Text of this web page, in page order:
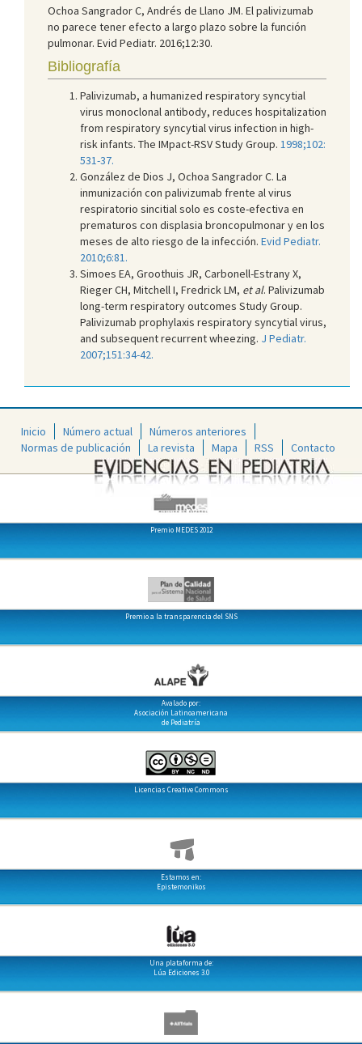
Ochoa Sangrador C, Andrés de Llano JM. El palivizumab
no parece tener efecto a largo plazo sobre la función
pulmonar. Evid Pediatr. 2016;12:30.
Bibliografía
Palivizumab, a humanized respiratory syncytial
virus monoclonal antibody, reduces hospitalization
from respiratory syncytial virus infection in high-
risk infants. The IMpact-RSV Study Group. 1998;102:
531-37.
González de Dios J, Ochoa Sangrador C. La
inmunización con palivizumab frente al virus
respiratorio sincitial solo es coste-efectiva en
prematuros con displasia broncopulmonar y en los
meses de alto riesgo de la infección. Evid Pediatr.
2010;6:81.
Simoes EA, Groothuis JR, Carbonell-Estrany X,
Rieger CH, Mitchell I, Fredrick LM, et al. Palivizumab
long-term respiratory outcomes Study Group.
Palivizumab prophylaxis respiratory syncytial virus,
and subsequent recurrent wheezing. J Pediatr.
2007;151:34-42.
Inicio Número actual
Números anteriores
Normas de publicación
La revista Mapa RSS Contacto
Premio MEDES 2012
Premio a la transparencia del SNS
Avalado por:
Asociación Latinoamericana
de Pediatría
Licencias Creative Commons
Estamos en:
Epistemonikos
Una plataforma de:
Lúa Ediciones 3.0